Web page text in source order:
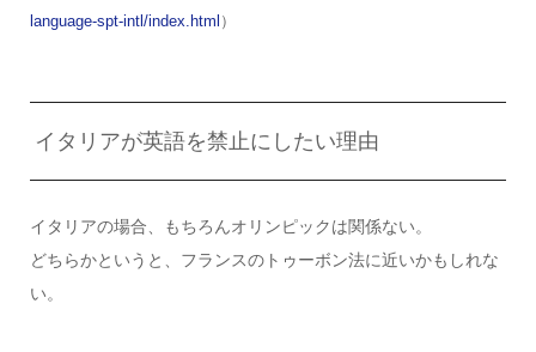
language-spt-intl/index.html ）
イタリアが英語を禁止にしたい理由
イタリアの場合、もちろんオリンピックは関係ない。
どちらかというと、フランスのトゥーボン法に近いかもしれな
い。